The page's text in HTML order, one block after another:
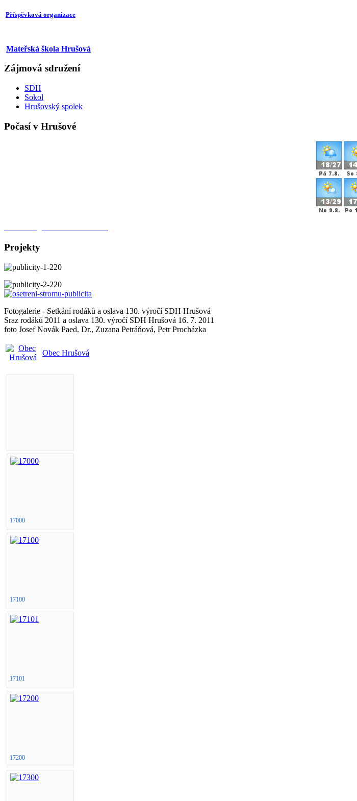
Příspěvková organizace
Mateřská škola Hrušová
Zájmová sdružení
SDH
Sokol
Hrušovský spolek
Počasí v Hrušové
Projekty
Fotogalerie - Setkání rodáků a oslava 130. výročí SDH Hrušová
Sraz rodáků 2011 a oslava 130. výročí SDH Hrušová 16. 7. 2011
foto Josef Novák Paed. Dr., Zuzana Petráňová, Petr Procházka
Obec Hrušová
17000
17100
17101
17200